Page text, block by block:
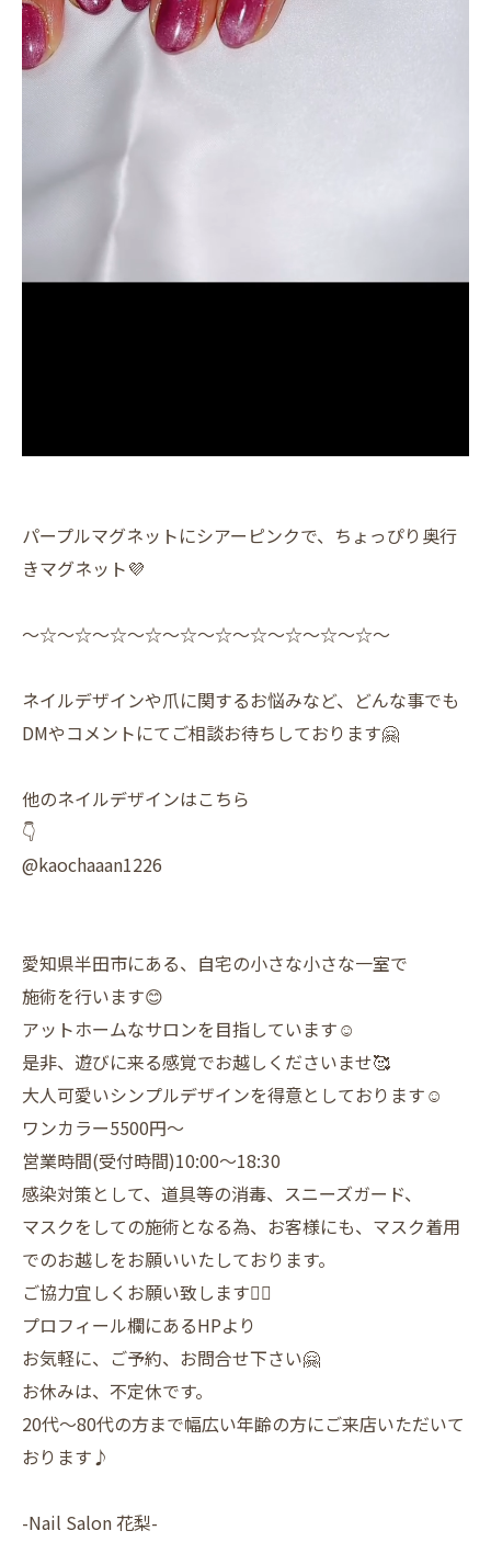
パープルマグネットにシアーピンクで、ちょっぴり奥行
きマグネット💜
〜☆〜☆〜☆〜☆〜☆〜☆〜☆〜☆〜☆〜☆〜
ネイルデザインや爪に関するお悩みなど、どんな事でも
DMやコメントにてご相談お待ちしております🤗
他のネイルデザインはこちら
👇
@kaochaaan1226
愛知県半田市にある、自宅の小さな小さな一室で
施術を行います😊
アットホームなサロンを目指しています☺️
是非、遊びに来る感覚でお越しくださいませ🥰
大人可愛いシンプルデザインを得意としております☺️
ワンカラー5500円〜
営業時間(受付時間)10:00〜18:30
感染対策として、道具等の消毒、スニーズガード、
マスクをしての施術となる為、お客様にも、マスク着用
でのお越しをお願いいたしております。
ご協力宜しくお願い致します🙇‍♀️
プロフィール欄にあるHPより
お気軽に、ご予約、お問合せ下さい🤗
お休みは、不定休です。
20代〜80代の方まで幅広い年齢の方にご来店いただいて
おります♪
-Nail Salon 花梨-